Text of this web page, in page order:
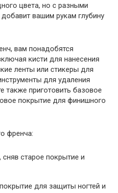
цвета, но с разными
вашим рукам глубину
вам понадобятся
кисти для нанесения
ленты или стикеры для
для удаления
также приготовить базовое
покрытие для финишного
френча:
сняв старое покрытие и
для защиты ногтей и